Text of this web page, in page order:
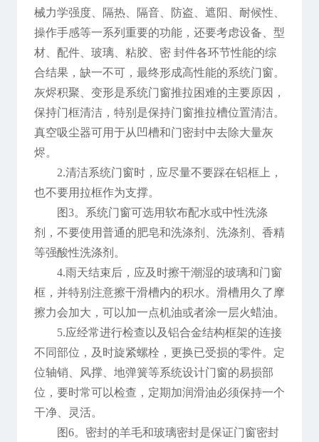
械力学强度、隔热、隔音、防盗、遮阳、耐候性、
操作手感等一系列重要的功能，还要考虑设备、型
材、配件、玻璃、粘胶、密 封件各环节性能的综
合结果，缺一不可，最终形成高性能的系统门窗。
灰烬积聚、变形是系统门窗推拉困难的主要原因，
保持门框清洁，特别是保持门窗推拉槽位置清洁。
真空吸尘器可用于从凹槽和门密封中去除大量灰
烬。
2.清洁系统门窗时，应尽量不要踩在铝框上，
也不要用拉框作为支撑。
图3。系统门窗可选用软布配水或中性洗涤
剂，不要使用普通的肥皂和洗涤剂、洗涤剂、香精
等强酸性洗涤剂。
4.雨天结束后，应及时擦干潮湿的玻璃和门窗
框，并特别注意擦干滑槽内的积水。滑槽用久了摩
擦力会加大，可以加一点机油或者涂一层火蜡油。
5.应经常进行检查以及铝合金结构框架的连接
不同部位，及时旋紧螺栓，更换已受损的零件。定
位轴销、风撑、地弹簧等系统设计门窗的易损部
位，要时常可以检查，定期加润滑油必须保持一个
干净、灵活。
图6。密封的羊毛和玻璃密封是保证门窗密封